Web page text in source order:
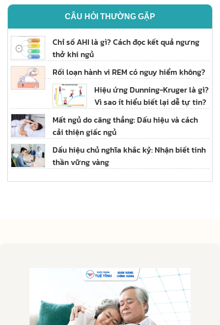
CÂU HỎI THƯỜNG GẶP
Chỉ số AHI là gì? Cách đọc kết quả ngưng
thở khi ngủ
Rối loạn hành vi REM có nguy hiểm không?
Hiệu ứng Dunning-Kruger là gì?
Vì sao ít hiểu biết lại dễ tự tin?
Mất ngủ do căng thẳng: Dấu hiệu và cách
cải thiện giấc ngủ
Dấu hiệu chủ nghĩa khắc kỷ: Nhận biết tinh
thần vững vàng